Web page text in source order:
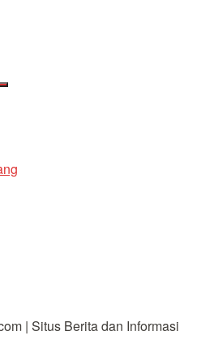
| Situs Berita dan Informasi